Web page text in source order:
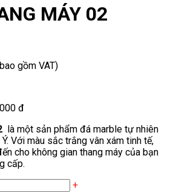
MÁY 02
gồm VAT)
đ
là một sản phẩm đá marble tự nhiên
Với màu sắc trắng vân xám tinh tế,
cho không gian thang máy của bạn
cấp.
+